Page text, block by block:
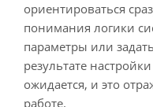
ориентироваться
понимания логики
параметры или
результате
ожидается, и это
работе.